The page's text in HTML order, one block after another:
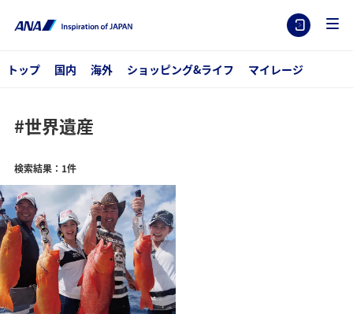
トップ 国内 海外 ショッピング&ライフ マイレージ
#世界遺産
検索結果：1件